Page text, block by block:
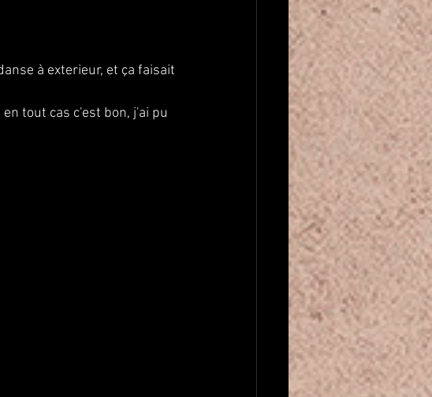
à exterieur, et ça faisait
tout cas c'est bon, j'ai pu